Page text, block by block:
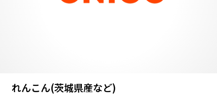
れんこん(茨城県産など)